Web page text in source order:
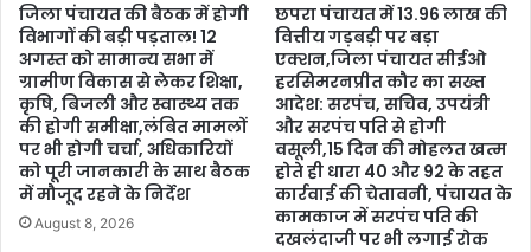
जिला पंचायत की बैठक में होगी
विभागों की बड़ी पड़ताल! 12
अगस्त को सामान्य सभा में
ग्रामीण विकास से लेकर शिक्षा,
कृषि, बिजली और स्वास्थ्य तक
की होगी समीक्षा,लंबित मामलों
पर भी होगी चर्चा, अधिकारियों
को पूरी जानकारी के साथ बैठक
में मौजूद रहने के निर्देश
August 8, 2026
छपरा पंचायत में 13.96 लाख की
वित्तीय गड़बड़ी पर बड़ा
एक्शन,जिला पंचायत सीईओ
हरसिमरनप्रीत कौर का सख्त
आदेश: सरपंच, सचिव, उपयंत्री
और सरपंच पति से होगी
वसूली,15 दिन की मोहलत खत्म
होते ही धारा 40 और 92 के तहत
कार्रवाई की चेतावनी, पंचायत के
कामकाज में सरपंच पति की
दखलंदाजी पर भी लगाई रोक